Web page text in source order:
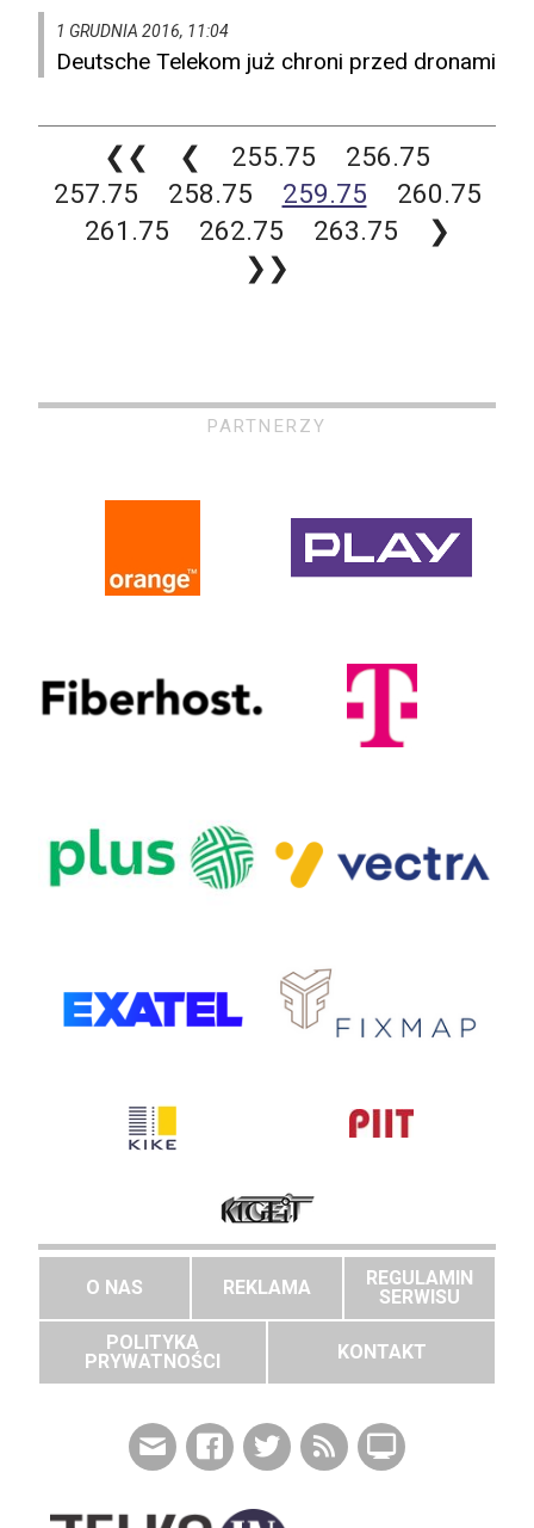
1 GRUDNIA 2016, 11:04
Deutsche Telekom już chroni przed dronami
❮❮ ❮ 255.75
256.75
257.75
258.75 259.75
260.75
261.75
262.75 263.75
❯
❯❯
PARTNERZY
O NAS REKLAMA
REGULAMIN
SERWISU
POLITYKA
PRYWATNOŚCI
KONTAKT